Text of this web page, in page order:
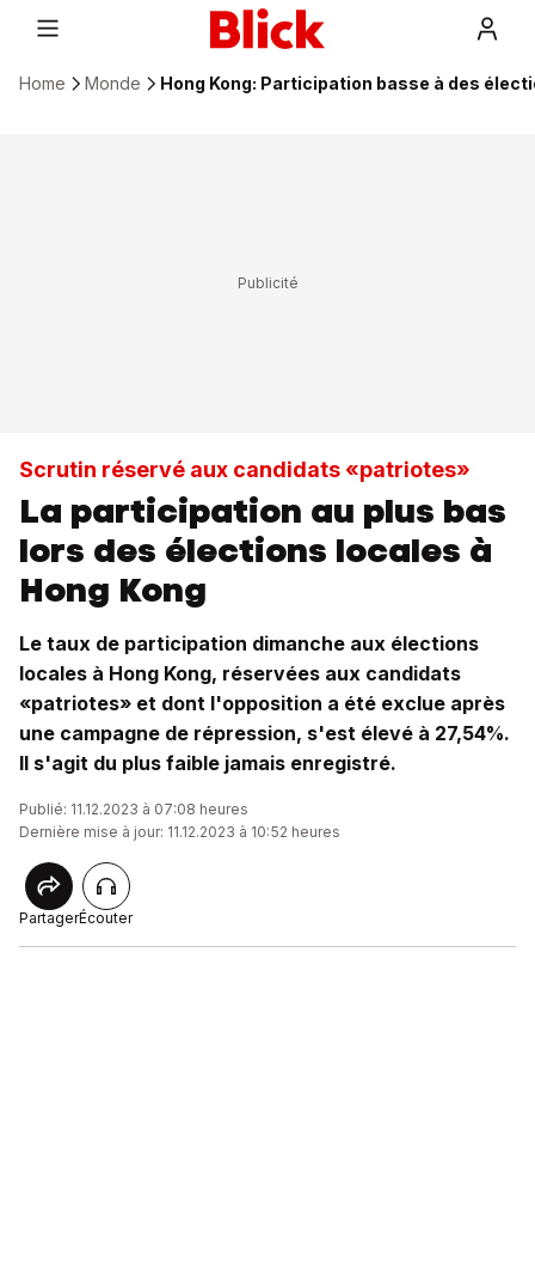
Home Monde Hong Kong: Participation basse à des
Scrutin réservé aux candidats «patriotes»
La participation au plus bas
lors des élections locales à
Hong Kong
Le taux de participation dimanche aux élections
locales à Hong Kong, réservées aux candidats
«patriotes» et dont l'opposition a été exclue après
une campagne de répression, s'est élevé à 27,54%.
Il s'agit du plus faible jamais enregistré.
Publié: 11.12.2023 à 07:08 heures
Dernière mise à jour: 11.12.2023 à 10:52 heures
PartagerÉcouter